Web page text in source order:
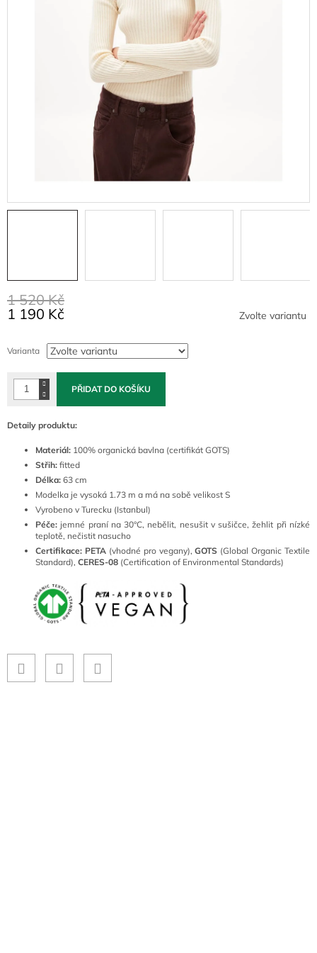
1 520 Kč
1 190 Kč
cena:
Zvolte variantu
Varianta
PŘIDAT DO KOŠÍKU
Detaily produktu:
Materiál: 100% organická bavlna (certifikát GOTS)
Střih: fitted
Délka: 63 cm
Modelka je vysoká 1.73 m a má na sobě velikost S
Vyrobeno v Turecku (Istanbul)
Péče: jemné praní na 30°C, nebělit, nesušit v sušičce, žehlit při nízké
teplotě, nečistit nasucho
Certifikace: PETA(vhodné pro vegany),GOTS (Global Organic Textile
Standard), CERES-08 (Certification of Environmental Standards)